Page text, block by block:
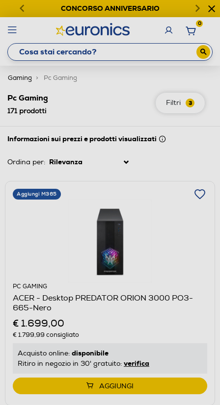
CONCORSO ANNIVERSARIO
0
Gaming Pc Gaming
Filtri 3
Pc Gaming
171prodotti
Informazioni sui prezzi e prodotti visualizzati
Ordina per:
Aggiungi M365
PC GAMING
ACER - Desktop PREDATOR ORION 3000 PO3-
665-Nero
€ 1.699,00
€ 1.799,99 consigliato
Acquisto online: disponibile
Ritiro in negozio in 30' gratuito: verifica
AGGIUNGI